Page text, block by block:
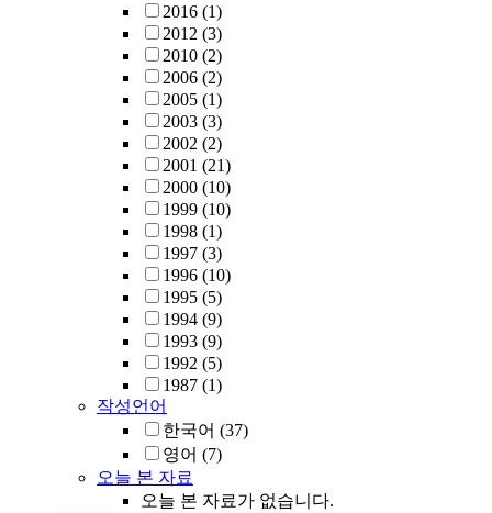
2016 (1)
2012 (3)
2010 (2)
2006 (2)
2005 (1)
2003 (3)
2002 (2)
2001 (21)
2000 (10)
1999 (10)
1998 (1)
1997 (3)
1996 (10)
1995 (5)
1994 (9)
1993 (9)
1992 (5)
1987 (1)
작성언어
한국어 (37)
영어 (7)
오늘 본 자료
오늘 본 자료가 없습니다.